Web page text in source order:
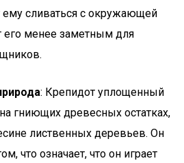
ему сливаться с окружающей
его менее заметным для
: Крепидот уплощенный
на гниющих древесных остатках,
лиственных деревьев. Он
что означает, что он играет